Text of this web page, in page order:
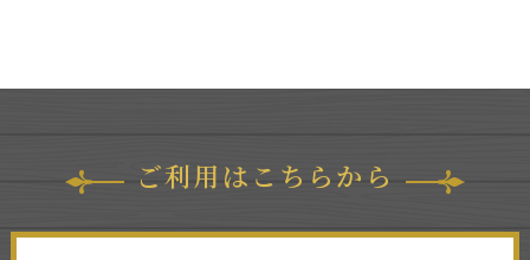
ご利用はこちらから